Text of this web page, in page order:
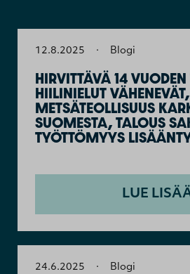
12.8.2025 · Blogi
HIRVITTÄVÄ 14
HIILINIELUT VÄHENEVÄT,
METSÄTEOLLISUUS
SUOMESTA, TALOUS
TYÖTTÖMYYS
LUE
24.6.2025 · Blogi